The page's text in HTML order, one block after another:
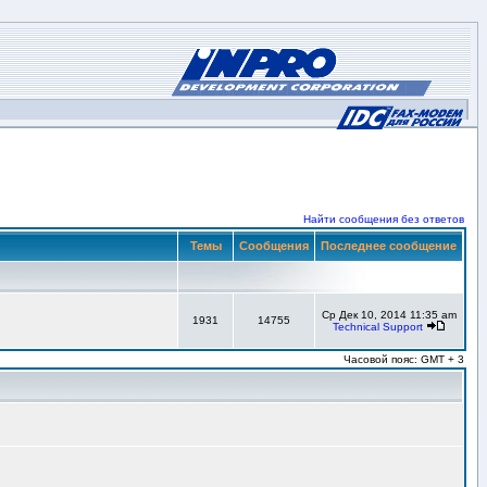
Найти сообщения без ответов
Темы Сообщения Последнее сообщение
1931 14755
Ср Дек 10, 2014 11:35 am
Technical Support
Часовой пояс: GMT + 3